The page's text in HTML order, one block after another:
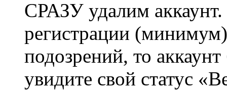
СРАЗУ удалим
регистрации
подозрений, то
увидите свой статус